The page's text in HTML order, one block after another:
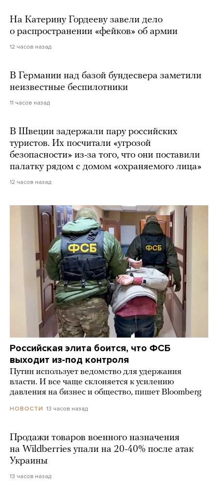
На Катерину Гордееву завели дело
о распространении «фейков» об армии
12 часов назад
В Германии над базой бундесвера заметили
неизвестные беспилотники
11 часов назад
В Швеции задержали пару российских
туристов. Их посчитали «угрозой
безопасности» из-за того, что они поставили
палатку рядом с домом «охраняемого лица»
12 часов назад
Российская элита боится, что ФСБ
выходит из-под контроля
Путин использует ведомство для удержания
власти. И все чаще склоняется к усилению
давления на бизнес и общество, пишет Bloomberg
НОВОСТИ 13 часов назад
Продажи товаров военного назначения
на Wildberries упали на 20-40% после атак
Украины
13 часов назад